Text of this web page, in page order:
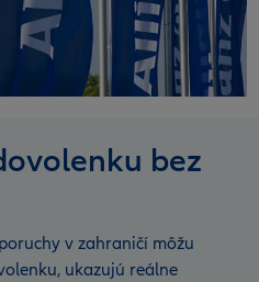
bez
v zahraničí môžu
ukazujú reálne